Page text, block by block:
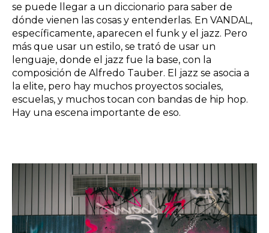
se puede llegar a un diccionario para saber de
dónde vienen las cosas y entenderlas. En VANDAL,
específicamente, aparecen el funk y el jazz. Pero
más que usar un estilo, se trató de usar un
lenguaje, donde el jazz fue la base, con la
composición de Alfredo Tauber. El jazz se asocia a
la elite, pero hay muchos proyectos sociales,
escuelas, y muchos tocan con bandas de hip hop.
Hay una escena importante de eso.